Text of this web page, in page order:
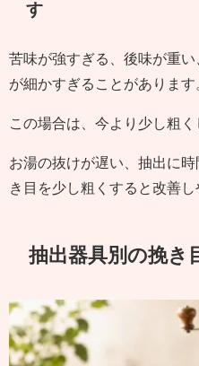
す
苦味が強すぎる、後味が重
が細かすぎることがあります
この場合は、今より少し粗く
お湯の抜けが遅い、抽出に
き目を少し粗くすると改善し
抽出器具別の挽き